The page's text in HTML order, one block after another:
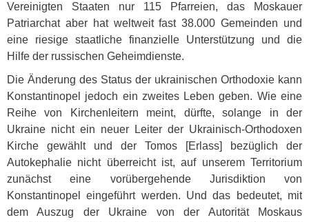
Vereinigten Staaten nur 115 Pfarreien, das Moskauer
Patriarchat aber hat weltweit fast 38.000 Gemeinden und
eine riesige staatliche finanzielle Unterstützung und die
Hilfe der russischen Geheimdienste.
Die Änderung des Status der ukrainischen Orthodoxie kann
Konstantinopel jedoch ein zweites Leben geben. Wie eine
Reihe von Kirchenleitern meint, dürfte, solange in der
Ukraine nicht ein neuer Leiter der Ukrainisch-Orthodoxen
Kirche gewählt und der Tomos [Erlass] bezüglich der
Autokephalie nicht überreicht ist, auf unserem Territorium
zunächst eine vorübergehende Jurisdiktion von
Konstantinopel eingeführt werden. Und das bedeutet, mit
dem Auszug der Ukraine von der Autorität Moskaus